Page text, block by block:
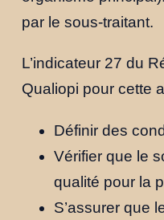
par le sous-traitant.
L’indicateur 27 du
Qualiopi pour cette
Définir des
Vérifier que le
qualité pour la
S’assurer que